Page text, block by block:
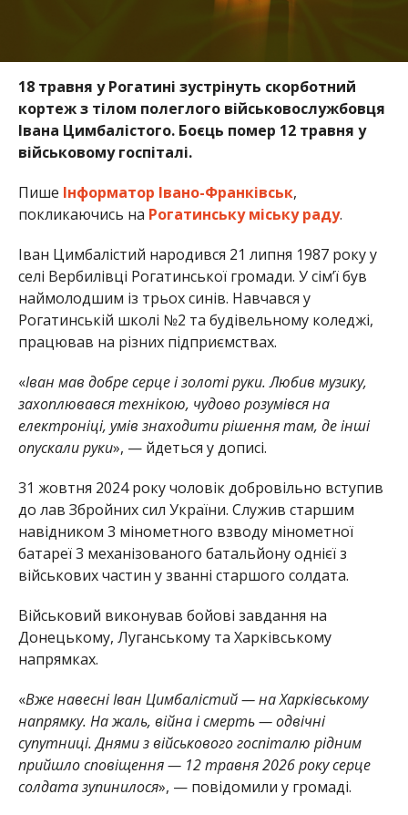
18 травня у Рогатині зустрінуть скорботний
кортеж з тілом полеглого військовослужбовця
Івана Цимбалістого. Боєць помер 12 травня у
військовому госпіталі.
Пише Інформатор Івано-Франківськ,
покликаючись на Рогатинську міську раду.
Іван Цимбалістий народився 21 липня 1987 року у
селі Вербилівці Рогатинської громади. У сім’ї був
наймолодшим із трьох синів. Навчався у
Рогатинській школі №2 та будівельному коледжі,
працював на різних підприємствах.
«Іван мав добре серце і золоті руки. Любив музику,
захоплювався технікою, чудово розумівся на
електроніці, умів знаходити рішення там, де інші
опускали руки», — йдеться у дописі.
31 жовтня 2024 року чоловік добровільно вступив
до лав Збройних сил України. Служив старшим
навідником 3 мінометного взводу мінометної
батареї 3 механізованого батальйону однієї з
військових частин у званні старшого солдата.
Військовий виконував бойові завдання на
Донецькому, Луганському та Харківському
напрямках.
«Вже навесні Іван Цимбалістий — на Харківському
напрямку. На жаль, війна і смерть — одвічні
супутниці. Днями з військового госпіталю рідним
прийшло сповіщення — 12 травня 2026 року серце
солдата зупинилося», — повідомили у громаді.